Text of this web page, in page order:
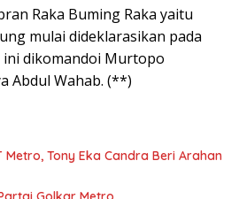
Raka Buming Raka yaitu
mulai dideklarasikan pada
ini dikomandoi Murtopo
Abdul Wahab. (**)
Metro, Tony Eka Candra Beri Arahan